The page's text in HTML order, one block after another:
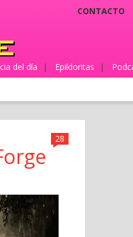
CONTACTO
del día | Epildoritas |
28